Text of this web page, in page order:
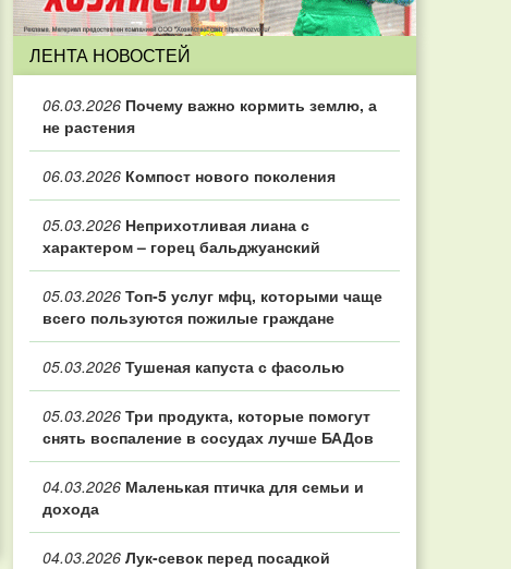
ЛЕНТА НОВОСТЕЙ
06.03.2026 Почему важно кормить землю, а
не растения
06.03.2026 Компост нового поколения
05.03.2026 Неприхотливая лиана с
характером – горец бальджуанский
05.03.2026 Топ‑5 услуг мфц, которыми чаще
всего пользуются пожилые граждане
05.03.2026 Тушеная капуста с фасолью
05.03.2026 Три продукта, которые помогут
снять воспаление в сосудах лучше БАДов
04.03.2026 Маленькая птичка для семьи и
дохода
04.03.2026 Лук-севок перед посадкой